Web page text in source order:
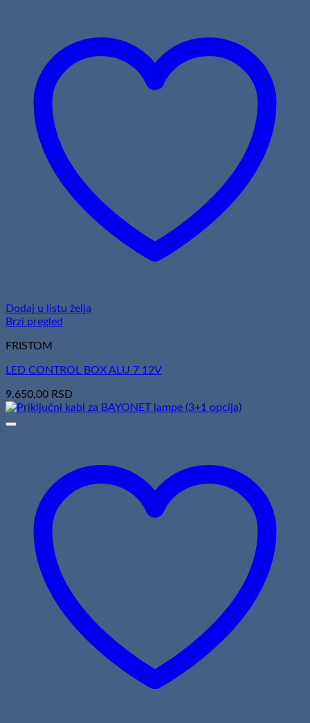
Dodaj u listu želja
Brzi pregled
FRISTOM
LED CONTROL BOX ALU 7 12V
9.650,00 RSD